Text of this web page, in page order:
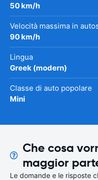
50 km/h
Velocità massima in
90 km/h
Lingua
Greek (modern)
Classe di auto popolare
Mini
Che cosa
maggior
Le domande e le risposte